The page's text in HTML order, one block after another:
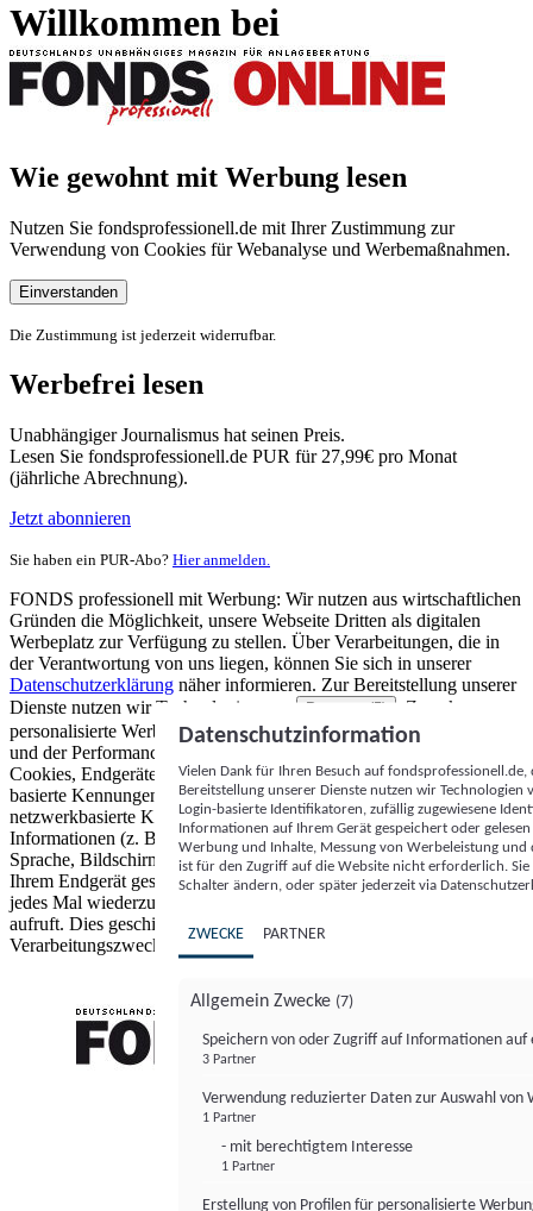
Willkommen bei
Wie gewohnt mit Werbung lesen
Nutzen Sie fondsprofessionell.de mit Ihrer Zustimmung zur
Verwendung von Cookies für Webanalyse und Werbemaßnahmen.
Einverstanden
Die Zustimmung ist jederzeit widerrufbar.
Werbefrei lesen
Unabhängiger Journalismus hat seinen Preis.
Lesen Sie fondsprofessionell.de PUR für 27,99€ pro Monat
(jährliche Abrechnung).
Jetzt abonnieren
Sie haben ein PUR-Abo? Hier anmelden.
FONDS professionell mit Werbung: Wir nutzen aus wirtschaftlichen
Gründen die Möglichkeit, unsere Webseite Dritten als digitalen
Werbeplatz zur Verfügung zu stellen. Über Verarbeitungen, die in
der Verantwortung von uns liegen, können Sie sich in unserer
Datenschutzerklärung näher informieren. Zur Bereitstellung unserer
Dienste nutzen wir Technologien von
Partnern (5)
. Zwecke:
personalisierte Werbung und Inhalte, Messung von Werbeleistung
und der Performance von Inhalten sowie Zielgruppenforschung.
Cookies, Endgeräte- oder ähnliche Online-Kennungen (z. B. login-
basierte Kennungen, zufällig generierte Kennungen,
netzwerkbasierte Kennungen) können zusammen mit anderen
Informationen (z. B. Browsertyp und Browserinformationen,
Sprache, Bildschirmgröße, unterstützte Technologien usw.) auf
Ihrem Endgerät gespeichert oder von dort ausgelesen werden, um es
jedes Mal wiederzuerkennen, wenn es eine App oder einer Webseite
aufruft. Dies geschieht für einen oder mehrere der hier aufgeführten
Verarbeitungszwecke.
Datenschutzinformation
Vielen Dank für Ihren Besuch auf
Bereitstellung unserer Dienste nutzen wir Technologien
Login-basierte Identifikatoren, zufällig zugewiesene
Informationen auf Ihrem Gerät gespeichert oder
Werbung und Inhalte, Messung von Werbeleistung
ist für den Zugriff auf die Website nicht erforderlich.
Schalter ändern, oder später jederzeit via
ZWECKE PARTNER
Allgemein Zwecke (7)
Speichern von oder Zugriff auf Informationen auf
3 Partner
Verwendung reduzierter Daten zur Auswahl von
1 Partner
- mit berechtigtem Interesse
1 Partner
Erstellung von Profilen für personalisierte
FONDS professionell